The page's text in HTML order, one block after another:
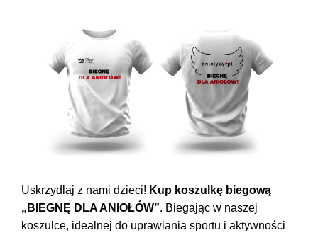
Uskrzydlaj z nami dzieci! Kup koszulkę biegową
„BIEGNĘ DLA ANIOŁÓW”. Biegając w naszej
koszulce, idealnej do uprawiania sportu i aktywności